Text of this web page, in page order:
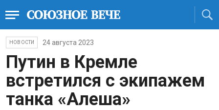
НОВОСТИ 24 августа 2023
Путин в Кремле
встретился с экипажем
танка «Алеша»